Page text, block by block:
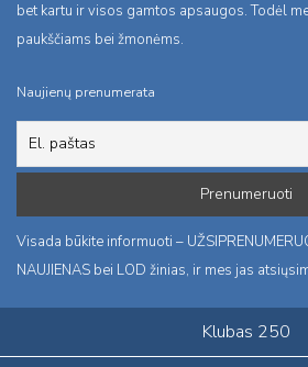
bet kartu ir visos gamtos apsaugos. Todėl
paukščiams bei žmonėms.
Naujienų prenumerata
Visada būkite informuoti –
NAUJIENAS bei LOD žinias, ir mes jas
Klubas 250